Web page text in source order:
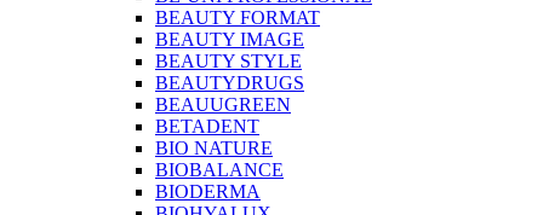
BEAUTY FORMAT
BEAUTY IMAGE
BEAUTY STYLE
BEAUTYDRUGS
BEAUUGREEN
BETADENT
BIO NATURE
BIOBALANCE
BIODERMA